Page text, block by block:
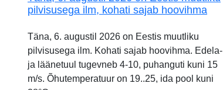
pilvisusega ilm, kohati sajab hoovihma
Täna, 6. augustil 2026 on Eestis muutliku
pilvisusega ilm. Kohati sajab hoovihma. Edela-
ja läänetuul tugevneb 4-10, puhanguti kuni 15
m/s. Õhutemperatuur on 19..25, ida pool kuni